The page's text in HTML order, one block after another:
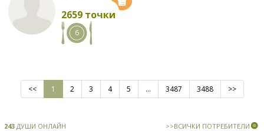
2659 точки
6
<< 1 2 3 4 5 ... 3487 3488 >>
243 ДУШИ ОНЛАЙН >>ВСИЧКИ ПОТРЕБИТЕЛИ